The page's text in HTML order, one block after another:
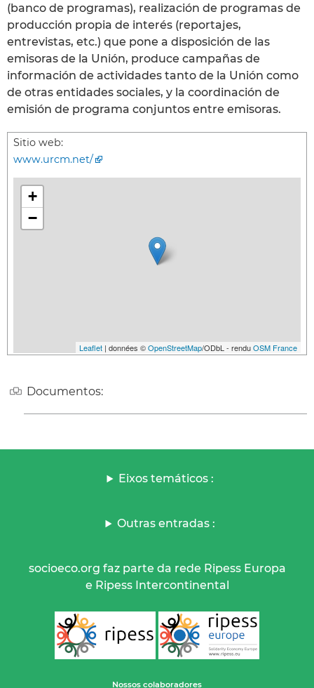
(banco de programas), realización de programas de
producción propia de interés (reportajes,
entrevistas, etc.) que pone a disposición de las
emisoras de la Unión, produce campañas de
información de actividades tanto de la Unión como
de otras entidades sociales, y la coordinación de
emisión de programa conjuntos entre emisoras.
Sitio web:
www.urcm.net/
+
−
Leaflet | données ©OpenStreetMap/ODbL - renduOSM France
Documentos:
Eixos temáticos :
Outras entradas :
socioeco.org faz parte da rede Ripess Europa
e Ripess Intercontinental
Nossos colaboradores